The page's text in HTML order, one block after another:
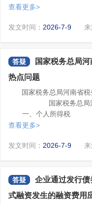
毕业，9月上大学，7-8月可
查看更多>
发文时间： 2026-7-9 来
答疑
国家税务总局
热点问题
国家税务总局河南省
国家税务总
一、个人所得税
1.升学衔接期间子女教育
教育期间，可以申报扣除
您好，个人转让自用达
取得的所得，暂免征收个人
个人转让不满5年或家庭
查看更多>
发文时间： 2026-7-9 来
答疑
企业通过发行
式融资发生的融资费用